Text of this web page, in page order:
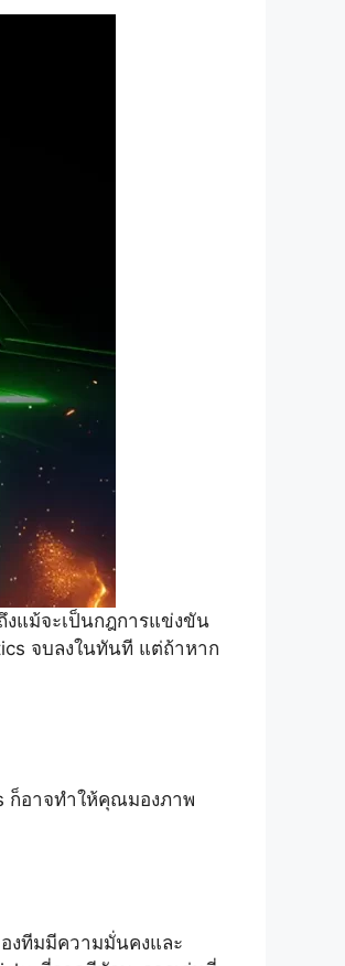
งแม้จะเป็นกฎการแข่งขัน
จบลงในทันที แต่ถ้าหาก
ก็อาจทำให้คุณมองภาพ
งทีมมีความมั่นคงและ